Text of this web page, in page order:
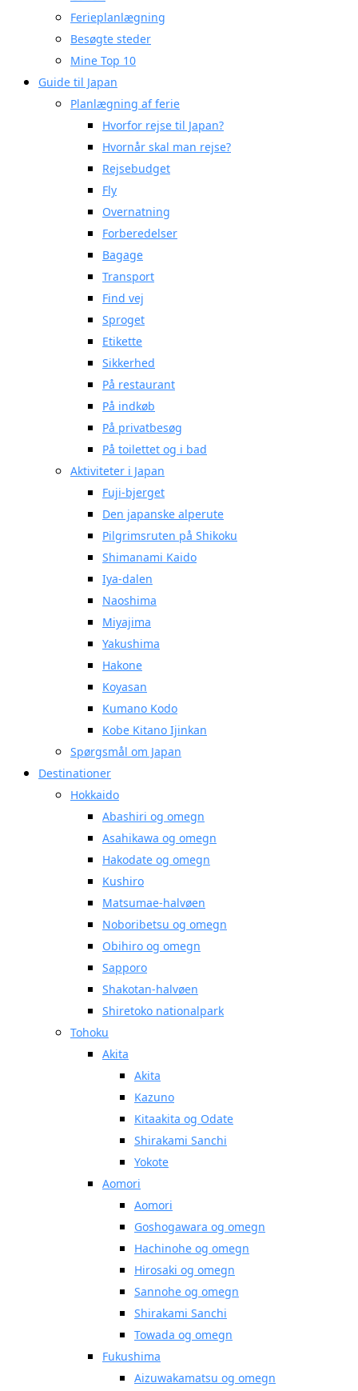
Ferieplanlægning
Besøgte steder
Mine Top 10
Guide til Japan
Planlægning af ferie
Hvorfor rejse til Japan?
Hvornår skal man rejse?
Rejsebudget
Fly
Overnatning
Forberedelser
Bagage
Transport
Find vej
Sproget
Etikette
Sikkerhed
På restaurant
På indkøb
På privatbesøg
På toilettet og i bad
Aktiviteter i Japan
Fuji-bjerget
Den japanske alperute
Pilgrimsruten på Shikoku
Shimanami Kaido
Iya-dalen
Naoshima
Miyajima
Yakushima
Hakone
Koyasan
Kumano Kodo
Kobe Kitano Ijinkan
Spørgsmål om Japan
Destinationer
Hokkaido
Abashiri og omegn
Asahikawa og omegn
Hakodate og omegn
Kushiro
Matsumae-halvøen
Noboribetsu og omegn
Obihiro og omegn
Sapporo
Shakotan-halvøen
Shiretoko nationalpark
Tohoku
Akita
Akita
Kazuno
Kitaakita og Odate
Shirakami Sanchi
Yokote
Aomori
Aomori
Goshogawara og omegn
Hachinohe og omegn
Hirosaki og omegn
Sannohe og omegn
Shirakami Sanchi
Towada og omegn
Fukushima
Aizuwakamatsu og omegn